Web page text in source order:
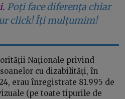
Poți face diferența chiar
click! Îți mulțumim!
Naționale privind
cu dizabilități, în
erau înregistrate 81.995 de
(pe toate tipurile de